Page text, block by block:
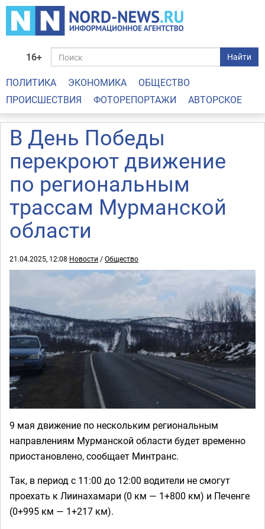
16+ Найти
ПОЛИТИКА ЭКОНОМИКА
ОБЩЕСТВО
ПРОИСШЕСТВИЯ
ФОТОРЕПОРТАЖИ АВТОРСКОЕ
В День Победы
перекроют движение
по региональным
трассам Мурманской
области
21.04.2025, 12:08 Новости /Общество
9 мая движение по нескольким региональным
направлениям Мурманской области будет временно
приостановлено, сообщает Минтранс.
Так, в период с 11:00 до 12:00 водители не смогут
проехать к Лиинахамари (0 км — 1+800 км) и Печенге
(0+995 км — 1+217 км).